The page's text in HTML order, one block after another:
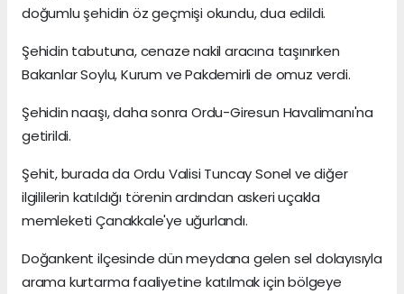
doğumlu şehidin öz geçmişi okundu, dua edildi.
Şehidin tabutuna, cenaze nakil aracına taşınırken
Bakanlar Soylu, Kurum ve Pakdemirli de omuz verdi.
Şehidin naaşı, daha sonra Ordu-Giresun Havalimanı'na
getirildi.
Şehit, burada da Ordu Valisi Tuncay Sonel ve diğer
ilgililerin katıldığı törenin ardından askeri uçakla
memleketi Çanakkale'ye uğurlandı.
Doğankent ilçesinde dün meydana gelen sel dolayısıyla
arama kurtarma faaliyetine katılmak için bölgeye